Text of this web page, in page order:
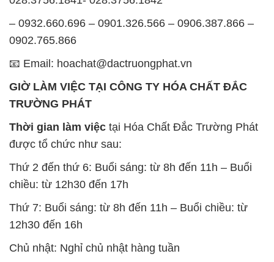
TRƯỜNG PHÁT
được tổ chức như sau:
Thứ 2 đến thứ 6: Buổi sáng: từ 8h đến 11h – Buổi
chiều: từ 12h30 đến 17h
Thứ 7: Buổi sáng: từ 8h đến 11h – Buổi chiều: từ
12h30 đến 16h
Chủ nhật: Nghỉ chủ nhật hàng tuần
thủ giờ làm việc để đảm bảo sự hỗ trợ tốt nhất cho
khách hàng và đảm bảo hiệu suất công việc cao
nhất của nhân viên.